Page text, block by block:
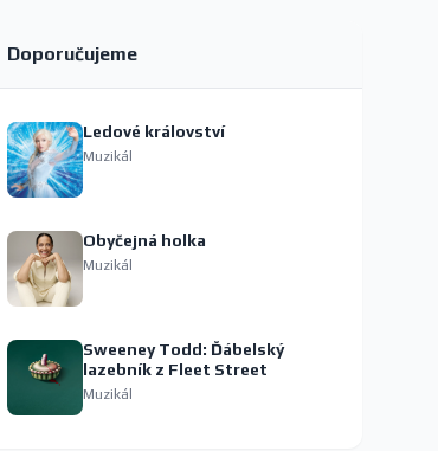
Doporučujeme
Ledové království
Muzikál
Obyčejná holka
Muzikál
Sweeney Todd: Ďábelský
lazebník z Fleet Street
Muzikál